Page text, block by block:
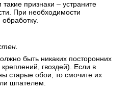
признаки – устраните
При необходимости
быть никаких посторонних
гвоздей). Если в
старые обои, то смочите их
шпателем.